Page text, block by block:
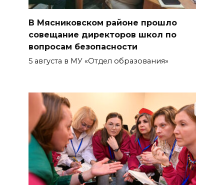
В Мясниковском районе прошло
совещание директоров школ по
вопросам безопасности
5 августа в МУ «Отдел образования»